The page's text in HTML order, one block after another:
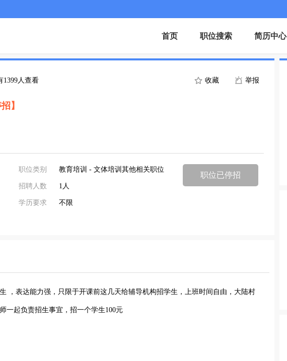
首页 职位搜索 简历中心
1399人查看 收藏 举报
】
职位类别 教育培训 - 文体培训其他相关职位
招聘人数 1人
学历要求 不限
职位已停招
，表达能力强，只限于开课前这几天给辅导机构招学生，上班时间自由，大陆村
一起负责招生事宜，招一个学生100元